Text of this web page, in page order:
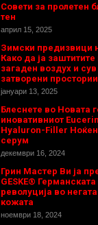
Совети за пролетен
тен
април 15, 2025
Зимски предизвици
Како да ја
загаден воздух и
затворени
јануари 13, 2025
Блеснете во Новата
иновативниот Eucerin
Hyaluron-Filler Ноќен
серум
декември 16, 2024
Грин Мастер Ви ја
GESKE® Германската
револуција во
кожата
ноември 18, 2024